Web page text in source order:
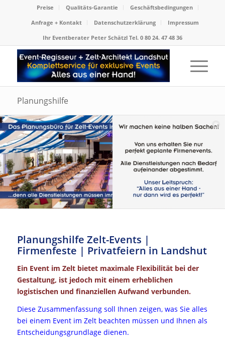
Preise Qualitäts-Garantie
Geschäftsbedingungen
Anfrage + Kontakt
Datenschutzerklärung
Impressum
Ihr Eventberater Peter Schätzl Tel. 0 80 24. 47 48 36
Planungshilfe
Planungshilfe Zelt-Events |
Firmenfeste | Privatfeiern in Landshut
Ein Event im Zelt bietet maximale Flexibilität bei der
Gestaltung, ist jedoch mit einem erheblichen
logistischen und finanziellen Aufwand verbunden.
Diese Zusammenfassung soll Ihnen zeigen, was Sie alles
bei einem Event im Zelt beachten müssen und Ihnen als
Entscheidungsgrundlage dienen.